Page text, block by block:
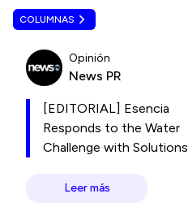
COLUMNAS
Opinión
News PR
[EDITORIAL] Esencia
Responds to the Water
Challenge with Solutions
Leer más